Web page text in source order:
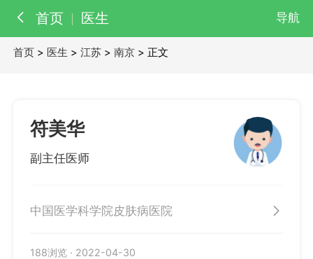
首页 医生 导航
医生
首页 > 医生 >江苏 >南京 > 正文
符美华
副主任医师
中国医学科学院皮肤病医院
188浏览 · 2022-04-30